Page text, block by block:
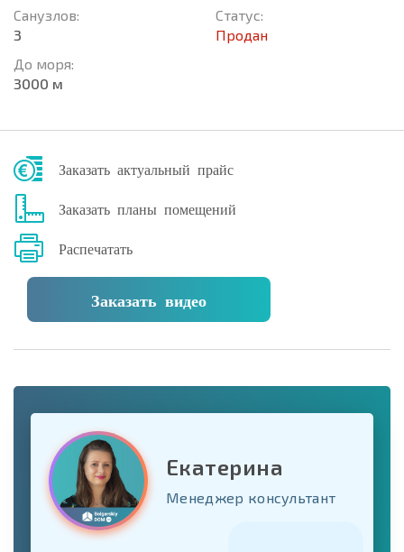
Санузлов:
3
До моря:
3000 м
Статус:
Продан
Заказать актуальный прайс
Заказать планы помещений
Распечатать
Заказать видео
Екатерина
Менеджер консультант